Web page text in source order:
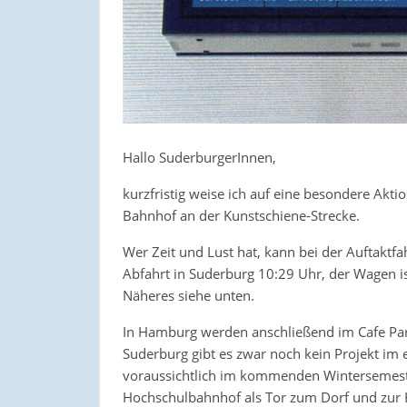
Hallo SuderburgerInnen,
kurzfristig weise ich auf eine besondere
Bahnhof an der Kunstschiene-Strecke.
Wer Zeit und Lust hat, kann bei der
Abfahrt in Suderburg 10:29 Uhr, der Wagen
Näheres siehe unten.
In Hamburg werden anschließend im Cafe
Suderburg gibt es zwar noch kein Projekt im
voraussichtlich im kommenden
Hochschulbahnhof als Tor zum Dorf und zur